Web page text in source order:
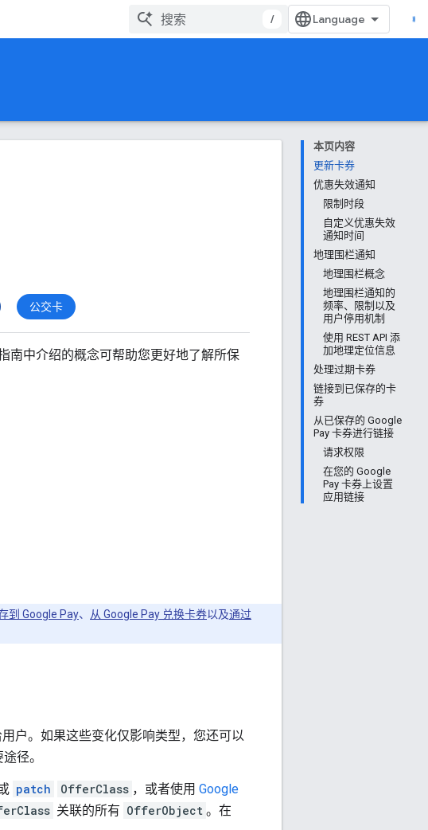
/
本页内容
更新卡券
优惠失效通知
限制时段
自定义优惠失效
通知时间
地理围栏通知
地理围栏概念
地理围栏通知的
频率、限制以及
用户停用机制
使用 REST API 添
加地理定位信息
处理过期卡券
链接到已保存的卡
券
从已保存的 Google
Pay 卡券进行链接
请求权限
在您的 Google
Pay 卡券上设置
应用链接
公交卡
南中介绍的概念可帮助您更好地了解所保
到 Google Pay、 从 Google Pay 兑换卡券以及通过
户。如果这些变化仅影响类型，您还可以
径。
patch OfferClass ，或者使用 Google
关联的所有 OfferObject 。在